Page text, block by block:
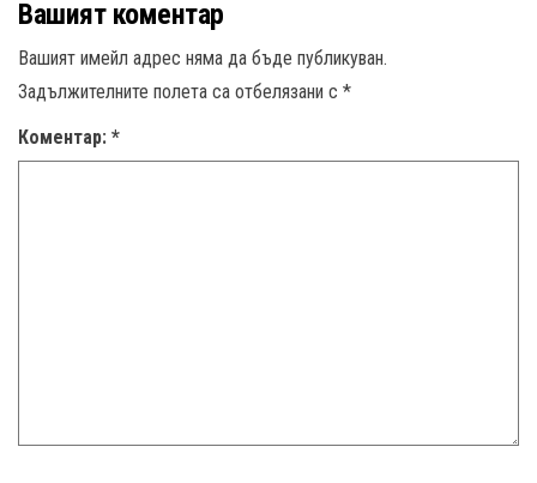
Вашият коментар
Вашият имейл адрес няма да бъде публикуван.
Задължителните полета са отбелязани с *
Коментар: *